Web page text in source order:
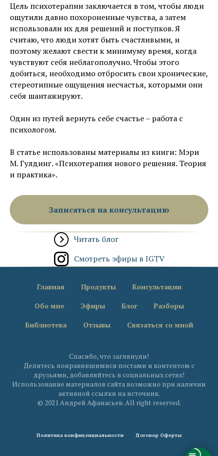
Цель психотерапии заключается в том, чтобы люди
ощутили давно похороненные чувства, а затем
использовали их для решений и поступков. Я
считаю, что люди хотят быть счастливыми, и
поэтому желают свести к минимуму время, когда
чувствуют себя неблагополучно. Чтобы этого
добиться, необходимо отбросить свои хронические,
стереотипные ощущения несчастья, которыми они
себя шантажируют.
Один из путей вернуть себе счастье – работа с
психологом.
В статье использованы материалы из книги: Мэри
М. Гулдинг. «Психотерапия нового решения. Теория
и практика».
Записаться на консультацию
Читать блог
Смотреть эфиры в IGTV
Главная Продукты Консультации
Обо мне Эфиры Блог Разборы
Библиотека Отзывы Связаться со мной
Спасибо, что заглянули!
Делитесь понравившимися постами и контентом с
друзьями, добавляйтесь в социальных сетях!
Использование материалов сайта возможно при наличии
активной ссылки на источник.
© 2021 Андрей Афанасьев. All right reserved.
Политика конфиденциальности Договор Оферты